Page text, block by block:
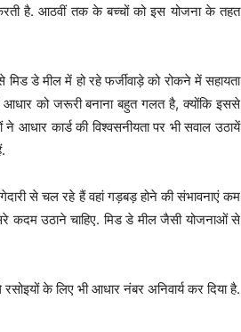
है. आठवीं तक के बच्चों को इस योजना के तहत
डे मील में हो रहे फर्जीवाड़े को रोकने में सहायता
को जरूरी बनाना बहुत गलत है, क्योंकि इससे
कार्ड की विश्वसनीयता पर भी सवाल उठायें
से चल रहे हैं वहां गड़बड़ होने की संभावनाएं कम
कदम उठाने चाहिए. मिड डे मील जैसी योजनाओं से
के लिए भी आधार नंबर अनिवार्य कर दिया है.